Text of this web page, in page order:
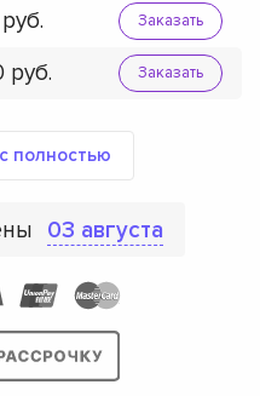
Заказать
Заказать
полностью
03 августа